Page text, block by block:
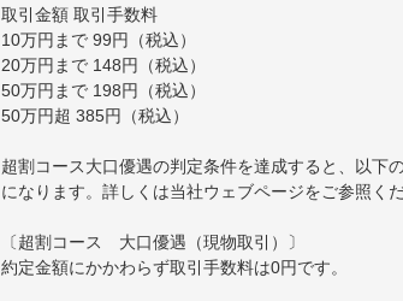
取引金額 取引手数料
10万円まで 99円（税込）
20万円まで 148円（税込）
50万円まで 198円（税込）
50万円超 385円（税込）
超割コース大口優遇の判定条件を達成すると、以下
になります。詳しくは当社ウェブページをご参照くだ
〔超割コース 大口優遇（現物取引）〕
約定金額にかかわらず取引手数料は0円です。